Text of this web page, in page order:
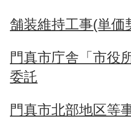
舗装維持工事(単価
門真市庁舎「市役
委託
門真市北部地区等